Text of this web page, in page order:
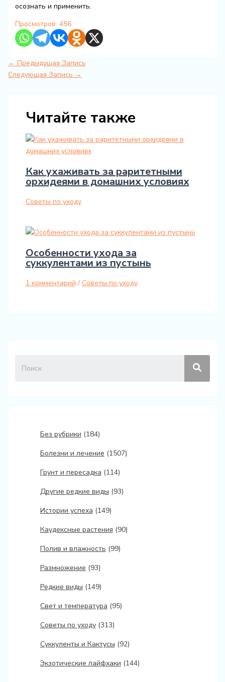
осознать и применить.
Просмотров: 456
← Предыдущая Запись
Следующая Запись →
Читайте также
Как ухаживать за раритетными
орхидеями в домашних условиях
Советы по уходу
Особенности ухода за
суккулентами из пустынь
1 комментарий / Советы по уходу
Без рубрики (184)
Болезни и лечение (1507)
Грунт и пересадка (114)
Другие редкие виды (93)
Истории успеха (149)
Каудексные растения (90)
Полив и влажность (99)
Размножение (93)
Редкие виды (149)
Свет и температура (95)
Советы по уходу(313)
Суккуленты и Кактусы (92)
Экзотические лайфхаки (144)